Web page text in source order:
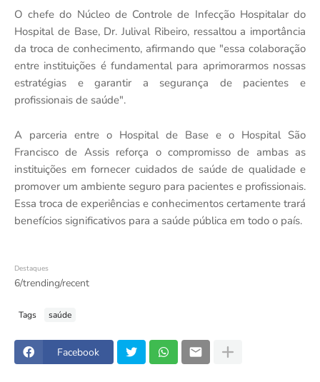
O chefe do Núcleo de Controle de Infecção Hospitalar do
Hospital de Base, Dr. Julival Ribeiro, ressaltou a importância
da troca de conhecimento, afirmando que "essa colaboração
entre instituições é fundamental para aprimorarmos nossas
estratégias e garantir a segurança de pacientes e
profissionais de saúde".
A parceria entre o Hospital de Base e o Hospital São
Francisco de Assis reforça o compromisso de ambas as
instituições em fornecer cuidados de saúde de qualidade e
promover um ambiente seguro para pacientes e profissionais.
Essa troca de experiências e conhecimentos certamente trará
benefícios significativos para a saúde pública em todo o país.
Destaques
6/trending/recent
Tags saúde
Facebook